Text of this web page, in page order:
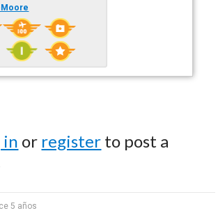
in or register to post a
5 años